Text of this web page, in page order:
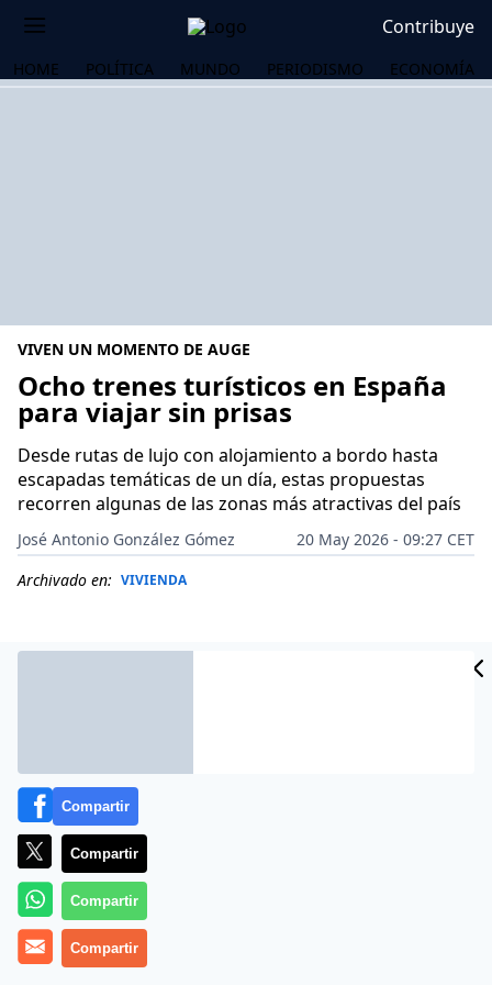
Contribuye
HOME POLÍTICA MUNDO PERIODISMO ECONOMÍA
VIVEN UN MOMENTO DE AUGE
Ocho trenes turísticos en España
para viajar sin prisas
Desde rutas de lujo con alojamiento a bordo hasta
escapadas temáticas de un día, estas propuestas
recorren algunas de las zonas más atractivas del país
José Antonio González Gómez
20 May 2026 - 09:27 CET
Archivado en: VIVIENDA
Más información
Compartir
Compartir
Compartir
Compartir